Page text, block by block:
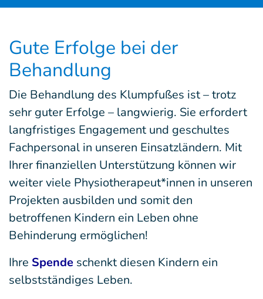
Gute Erfolge bei der
Behandlung
Die Behandlung des Klumpfußes ist – trotz
sehr guter Erfolge – langwierig. Sie erfordert
langfristiges Engagement und geschultes
Fachpersonal in unseren Einsatzländern. Mit
Ihrer finanziellen Unterstützung können wir
weiter viele Physiotherapeut*innen in unseren
Projekten ausbilden und somit den
betroffenen Kindern ein Leben ohne
Behinderung ermöglichen!
Ihre Spende schenkt diesen Kindern ein
selbstständiges Leben.